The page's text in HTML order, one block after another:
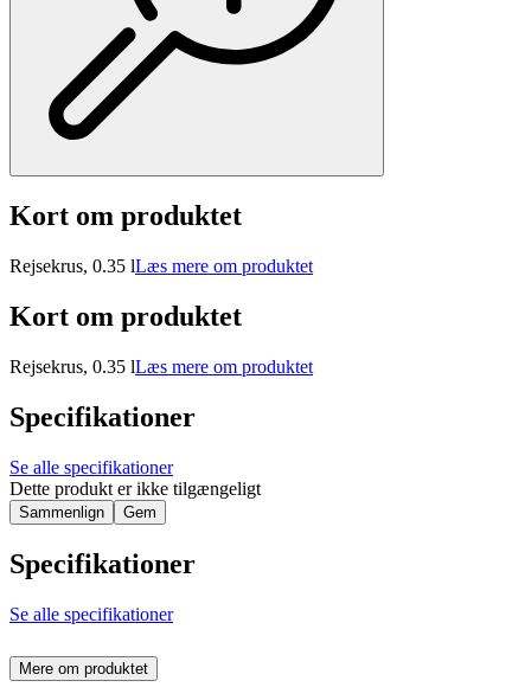
Kort om produktet
Rejsekrus, 0.35 lLæs mere om produktet
Kort om produktet
Rejsekrus, 0.35 lLæs mere om produktet
Specifikationer
Se alle specifikationer
Dette produkt er ikke tilgængeligt
Sammenlign Gem
Specifikationer
Se alle specifikationer
Mere om produktet